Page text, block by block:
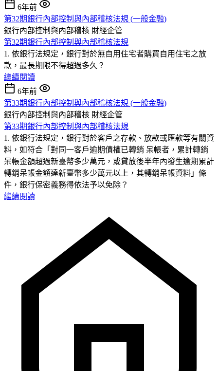
6年前
第32期銀行內部控制與內部稽核法規 (一般金融)
銀行內部控制與內部稽核 財經企管
第32期銀行內部控制與內部稽核法規
1. 依銀行法規定，銀行對於無自用住宅者購買自用住宅之放
款，最長期限不得超過多久？
繼續閱讀
6年前
第33期銀行內部控制與內部稽核法規 (一般金融)
銀行內部控制與內部稽核 財經企管
第33期銀行內部控制與內部稽核法規
1. 依銀行法規定，銀行對於客戶之存款、放款或匯款等有關資
料，如符合「對同一客戶逾期債權已轉銷 呆帳者，累計轉銷
呆帳金額超過新臺幣多少萬元，或貸放後半年內發生逾期累計
轉銷呆帳金額達新臺幣多少萬元以上，其轉銷呆帳資料」條
件，銀行保密義務得依法予以免除？
繼續閱讀